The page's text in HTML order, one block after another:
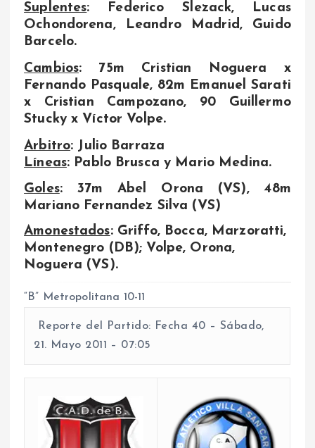
Suplentes: Federico Slezack, Lucas
Ochondorena, Leandro Madrid, Guido
Barcelo.
Cambios: 75m Cristian Noguera x
Fernando Pasquale, 82m Emanuel Sarati
x Cristian Campozano, 90 Guillermo
Stucky x Víctor Volpe.
Arbitro: Julio Barraza
Líneas: Pablo Brusca y Mario Medina.
Goles: 37m Abel Orona (VS), 48m
Mariano Fernandez Silva (VS)
Amonestados: Griffo, Bocca, Marzoratti,
Montenegro (DB); Volpe, Orona,
Noguera (VS).
“B” Metropolitana 10-11
Reporte del Partido: Fecha 40 – Sábado,
21. Mayo 2011 – 07:05